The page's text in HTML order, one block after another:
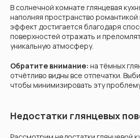
В солнечной комнате глянцевая
наполняя пространство
эффект достигается благодаря
поверхностей отражать и
уникальную атмосферу.
Обратите внимание: на тёмных
отчётливо видны все отпечатки.
чтобы минимизировать эту
Недостатки глянцевых